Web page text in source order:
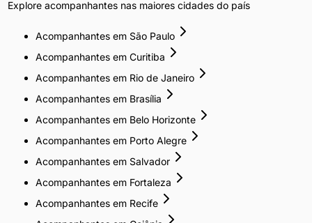
Explore acompanhantesnas maiores cidades do país
Acompanhantesem São Paulo
Acompanhantesem Curitiba
Acompanhantesem Rio de Janeiro
Acompanhantesem Brasília
Acompanhantesem Belo Horizonte
Acompanhantesem Porto Alegre
Acompanhantesem Salvador
Acompanhantesem Fortaleza
Acompanhantesem Recife